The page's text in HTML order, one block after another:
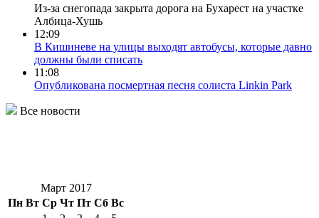
Из-за снегопада закрыта дорога на Бухарест на участке
Албица-Хушь
12:09
В Кишиневе на улицы выходят автобусы, которые давно
должны были списать
11:08
Опубликована посмертная песня солиста Linkin Park
Все новости
Март 2017
Пн Вт Ср Чт Пт Сб Вс